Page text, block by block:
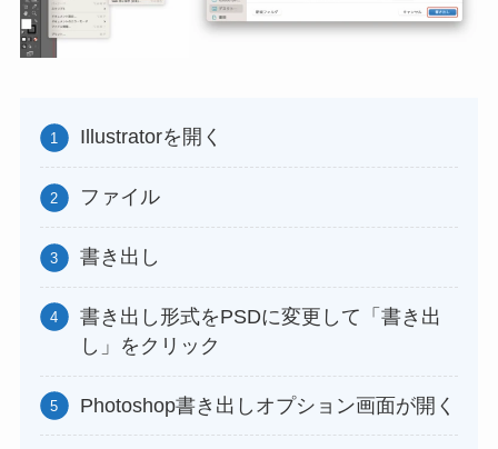
Illustratorを開く
ファイル
書き出し
書き出し形式をPSDに変更して「書き出
し」をクリック
Photoshop書き出しオプション画面が開く